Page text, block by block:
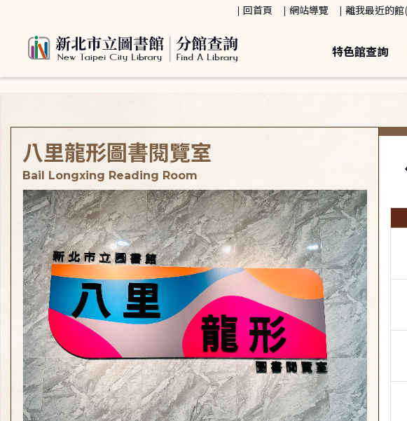
回首頁 網站導覽 離我最近的
特色館查詢
八里龍形圖書閱覽室
Bail Longxing Reading Room